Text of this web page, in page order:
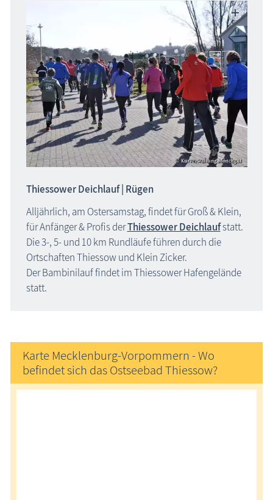
Thiessower Deichlauf | Rügen
Alljährlich, am Ostersamstag, findet für Groß & Klein,
für Anfänger & Profis derThiessower Deichlaufstatt.
Die 3-, 5- und 10 km Rundläufe führen durch die
Ortschaften Thiessow und Klein Zicker.
Der Bambinilauf findet im Thiessower Hafengelände
statt.
Karte Mecklenburg-Vorpommern - Wo
befindet sich das Ostseebad Thiessow?